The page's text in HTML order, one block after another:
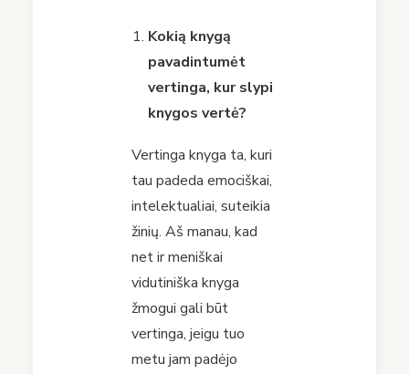
Kokią knygą
pavadintumėt
vertinga, kur slypi
knygos vertė?
Vertinga knyga ta, kuri
tau padeda emociškai,
intelektualiai, suteikia
žinių. Aš manau, kad
net ir meniškai
vidutiniška knyga
žmogui gali būt
vertinga, jeigu tuo
metu jam padėjo